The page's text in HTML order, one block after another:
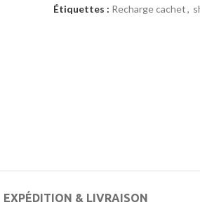
Étiquettes : Recharge cachet,
EXPÉDITION & LIVRAISON